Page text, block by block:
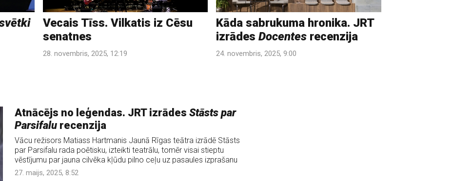
Vecais Tīss. Vilkatis iz Cēsu
senatnes
28. novembris, 2025, 12:19
Kāda sabrukuma hronika. JRT
izrādesDocentes recenzija
24. novembris, 2025, 9:00
Atnācējs no leģendas. JRT izrādes Stāsts par
Parsifalurecenzija
Vācu režisors Matiass Hartmanis Jaunā Rīgas teātra izrādē Stāsts
par Parsifalu rada poētisku, izteikti teatrālu, tomēr visai stieptu
vēstījumu par jauna cilvēka kļūdu pilno ceļu uz pasaules izprašanu
27. maijs, 2025, 8:52